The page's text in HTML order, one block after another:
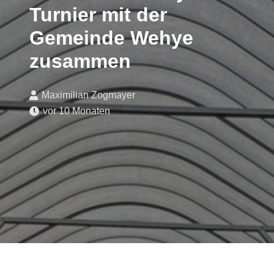
Turnier mit der
Gemeinde Wehye
zusammen
Maximilian Zogmayer
vor 10 Monaten